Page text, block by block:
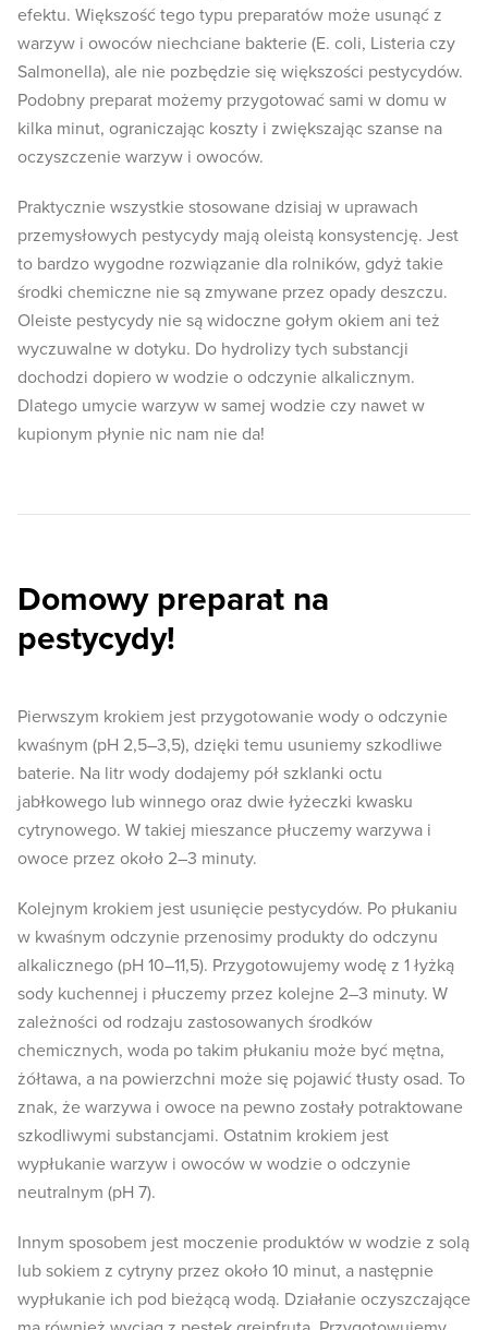
efektu. Większość tego typu preparatów może usunąć z
warzyw i owoców niechciane bakterie (E. coli, Listeria czy
Salmonella), ale nie pozbędzie się większości pestycydów.
Podobny preparat możemy przygotować sami w domu w
kilka minut, ograniczając koszty i zwiększając szanse na
oczyszczenie warzyw i owoców.
Praktycznie wszystkie stosowane dzisiaj w uprawach
przemysłowych pestycydy mają oleistą konsystencję. Jest
to bardzo wygodne rozwiązanie dla rolników, gdyż takie
środki chemiczne nie są zmywane przez opady deszczu.
Oleiste pestycydy nie są widoczne gołym okiem ani też
wyczuwalne w dotyku. Do hydrolizy tych substancji
dochodzi dopiero w wodzie o odczynie alkalicznym.
Dlatego umycie warzyw w samej wodzie czy nawet w
kupionym płynie nic nam nie da!
Domowy preparat na
pestycydy!
Pierwszym krokiem jest przygotowanie wody o odczynie
kwaśnym (pH 2,5–3,5), dzięki temu usuniemy szkodliwe
baterie. Na litr wody dodajemy pół szklanki octu
jabłkowego lub winnego oraz dwie łyżeczki kwasku
cytrynowego. W takiej mieszance płuczemy warzywa i
owoce przez około 2–3 minuty.
Kolejnym krokiem jest usunięcie pestycydów. Po płukaniu
w kwaśnym odczynie przenosimy produkty do odczynu
alkalicznego (pH 10–11,5). Przygotowujemy wodę z 1 łyżką
sody kuchennej i płuczemy przez kolejne 2–3 minuty. W
zależności od rodzaju zastosowanych środków
chemicznych, woda po takim płukaniu może być mętna,
żółtawa, a na powierzchni może się pojawić tłusty osad. To
znak, że warzywa i owoce na pewno zostały potraktowane
szkodliwymi substancjami. Ostatnim krokiem jest
wypłukanie warzyw i owoców w wodzie o odczynie
neutralnym (pH 7).
Innym sposobem jest moczenie produktów w wodzie z solą
lub sokiem z cytryny przez około 10 minut, a następnie
wypłukanie ich pod bieżącą wodą. Działanie oczyszczające